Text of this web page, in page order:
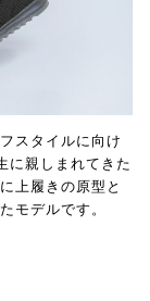
スタイルに向け
に親しまれてきた
上履きの原型と
モデルです。